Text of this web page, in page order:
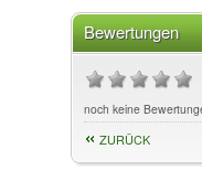
Bewertungen
noch keine
ZURÜCK